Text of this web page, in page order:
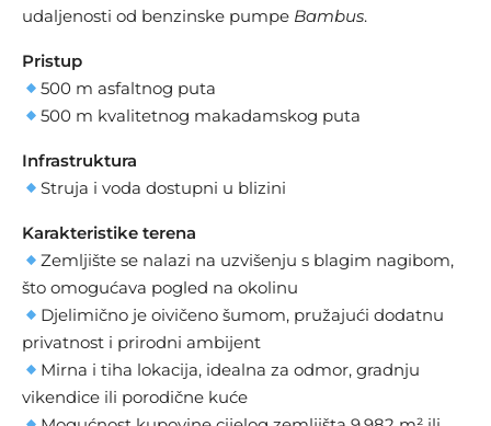
udaljenosti od benzinske pumpe Bambus.
Pristup
500 m asfaltnog puta
500 m kvalitetnog makadamskog puta
Infrastruktura
Struja i voda dostupni u blizini
Karakteristike terena
Zemljište se nalazi na uzvišenju s blagim nagibom,
što omogućava pogled na okolinu
Djelimično je oivičeno šumom, pružajući dodatnu
privatnost i prirodni ambijent
Mirna i tiha lokacija, idealna za odmor, gradnju
vikendice ili porodične kuće